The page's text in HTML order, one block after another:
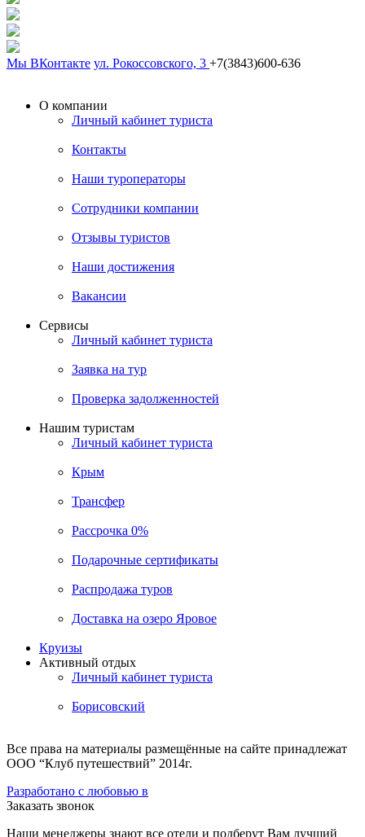
Мы ВКонтакте ул. Рокоссовского, 3 +7(3843)600-636
О компании
Личный кабинет туриста
Контакты
Наши туроператоры
Сотрудники компании
Отзывы туристов
Наши достижения
Вакансии
Сервисы
Личный кабинет туриста
Заявка на тур
Проверка задолженностей
Нашим туристам
Личный кабинет туриста
Крым
Трансфер
Рассрочка 0%
Подарочные сертификаты
Распродажа туров
Доставка на озеро Яровое
Круизы
Активный отдых
Личный кабинет туриста
Борисовский
Все права на материалы размещённые на сайте принадлежат
ООО “Клуб путешествий” 2014г.
Разработано с любовью в
Заказать звонок
Наши менеджеры знают все отели и подберут Вам лучший